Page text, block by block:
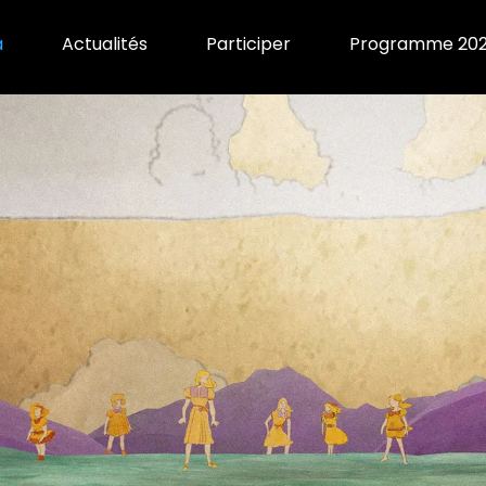
Actualités Participer Programme